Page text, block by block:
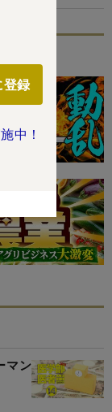
登録
中！
マン